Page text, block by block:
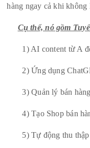
hàng ngay cả khi không
Cụ thể, nó gồm
1) AI content từ A
2) Ứng dụng
3) Quản lý bán
4) Tạo Shop bán
5) Tự động thu